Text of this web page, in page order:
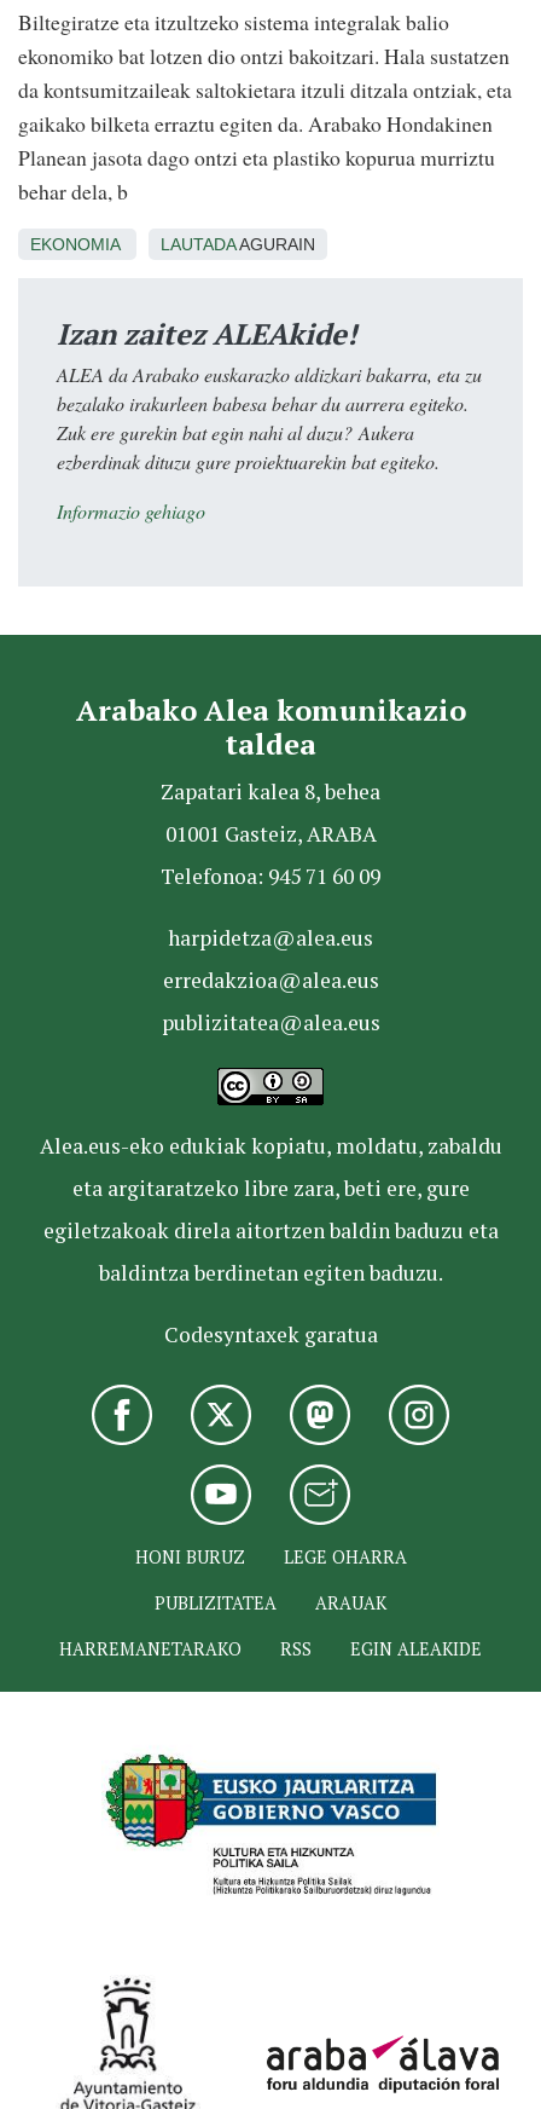
Biltegiratze eta itzultzeko sistema integralak balio
ekonomiko bat lotzen dio ontzi bakoitzari. Hala sustatzen
da kontsumitzaileak saltokietara itzuli ditzala ontziak, eta
gaikako bilketa erraztu egiten da. Arabako Hondakinen
Planean jasota dago ontzi eta plastiko kopurua murriztu
behar dela, b
EKONOMIA LAUTADAAGURAIN
Izan zaitez ALEAkide!
ALEA da Arabako euskarazko aldizkari bakarra, eta zu
bezalako irakurleen babesa behar du aurrera egiteko.
Zuk ere gurekin bat egin nahi al duzu? Aukera
ezberdinak dituzu gure proiektuarekin bat egiteko.
Informazio gehiago
Arabako Alea komunikazio
taldea
Zapatari kalea 8, behea
01001 Gasteiz, ARABA
Telefonoa: 945 71 60 09
harpidetza@alea.eus
erredakzioa@alea.eus
publizitatea@alea.eus
Alea.eus-eko edukiak kopiatu, moldatu, zabaldu
eta argitaratzeko libre zara, beti ere, gure
egiletzakoak direla aitortzen baldin baduzu eta
baldintza berdinetan egiten baduzu.
Codesyntaxek garatua
HONI BURUZ
LEGE OHARRA
PUBLIZITATEA
ARAUAK
HARREMANETARAKO
RSS EGIN ALEAKIDE